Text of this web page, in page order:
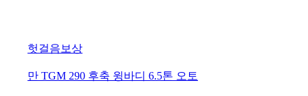
헛걸음보상
만 TGM 290 후축 윙바디 6.5톤 오토